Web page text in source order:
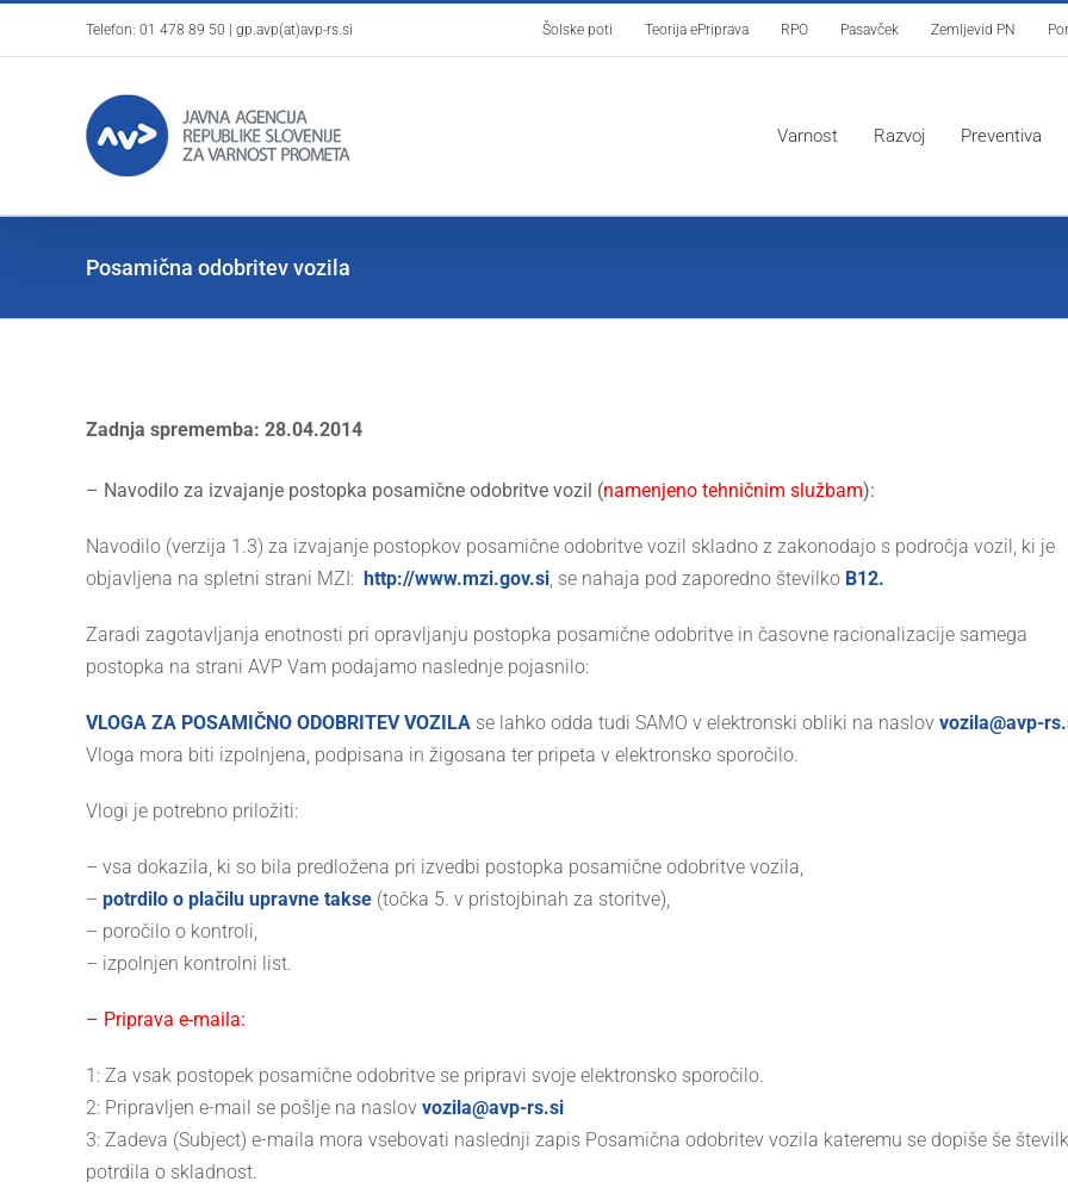
Telefon: 01 478 89 50 gp.avp(at)avp-rs.si Šolske poti Teorija ePriprava RPO Pasavček Zemljevid PN
Varnost Razvoj Preventiva
Posamična odobritev vozila
Zadnja sprememba: 28.04.2014
– Navodilo za izvajanje postopka posamične odobritve vozil (namenjeno tehničnim službam):
Navodilo (verzija 1.3) za izvajanje postopkov posamične odobritve vozil skladno z zakonodajo s področja vozil, ki je
objavljena na spletni strani MZI: http://www.mzi.gov.si, se nahaja pod zaporedno številko B12.
Zaradi zagotavljanja enotnosti pri opravljanju postopka posamične odobritve in časovne racionalizacije samega
postopka na strani AVP Vam podajamo naslednje pojasnilo:
VLOGA ZA POSAMIČNO ODOBRITEV VOZILA se lahko odda tudi SAMO v elektronski obliki na naslov vozila@avp-
Vloga mora biti izpolnjena, podpisana in žigosana ter pripeta v elektronsko sporočilo.
Vlogi je potrebno priložiti:
– vsa dokazila, ki so bila predložena pri izvedbi postopka posamične odobritve vozila,
– potrdilo o plačilu upravne takse (točka 5. v pristojbinah za storitve),
– poročilo o kontroli,
– izpolnjen kontrolni list.
– Priprava e-maila:
1: Za vsak postopek posamične odobritve se pripravi svoje elektronsko sporočilo.
2: Pripravljen e-mail se pošlje na naslov vozila@avp-rs.si
3: Zadeva (Subject) e-maila mora vsebovati naslednji zapis Posamična odobritev vozila kateremu se dopiše še
potrdila o skladnost.